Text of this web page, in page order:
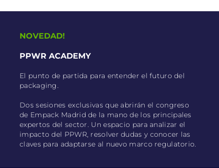
NOVEDAD!
PPWR ACADEMY
El punto de partida para entender el futuro del
packaging.
Dos sesiones exclusivas que abrirán el congreso
de Empack Madrid de la mano de los principales
expertos del sector. Un espacio para analizar el
impacto del PPWR, resolver dudas y conocer las
claves para adaptarse al nuevo marco regulatorio.